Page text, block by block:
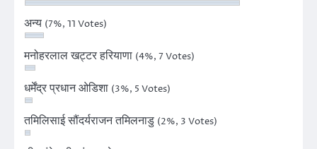
अन्य (7%, 11 Votes)
मनोहरलाल खट्टर हरियाणा (4%, 7 Votes)
धर्मेंद्र प्रधान ओडिशा (3%, 5 Votes)
तमिलिसाई सौंदर्यराजन तमिलनाडु (2%, 3 Votes)